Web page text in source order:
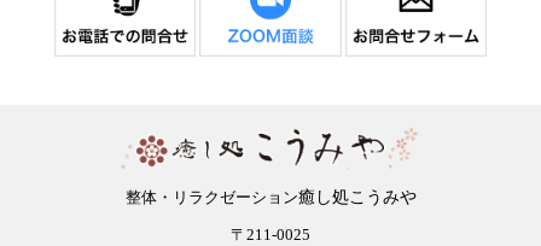
整体・リラクゼーション癒し処こうみや
〒211-0025